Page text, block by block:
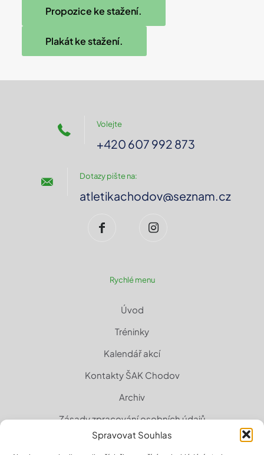
Spravovat Souhlas
Propozice ke stažení.
Plakát ke stažení.
Volejte
+420 607 992 873
Dotazy pište na:
atletikachodov@seznam.cz
Rychlé menu
Úvod
Tréninky
Kalendář akcí
Kontakty ŠAK Chodov
Archiv
Zásady zpracování osobních údajů
Zásady cookies (EU)